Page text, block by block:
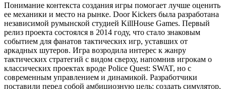
Понимание контекста создания игры помогает лучше оценить
ее механики и место на рынке. Door Kickers была разработана
независимой румынской студией KillHouse Games. Первый
релиз проекта состоялся в 2014 году, что стало знаковым
событием для фанатов тактических игр, уставших от
аркадных шутеров. Игра возродила интерес к жанру
тактических стратегий с видом сверху, напомнив игрокам о
классических проектах вроде Police Quest: SWAT, но с
современным управлением и динамикой. Разработчики
поставили перед собой амбициозную цель: создать симулятор,